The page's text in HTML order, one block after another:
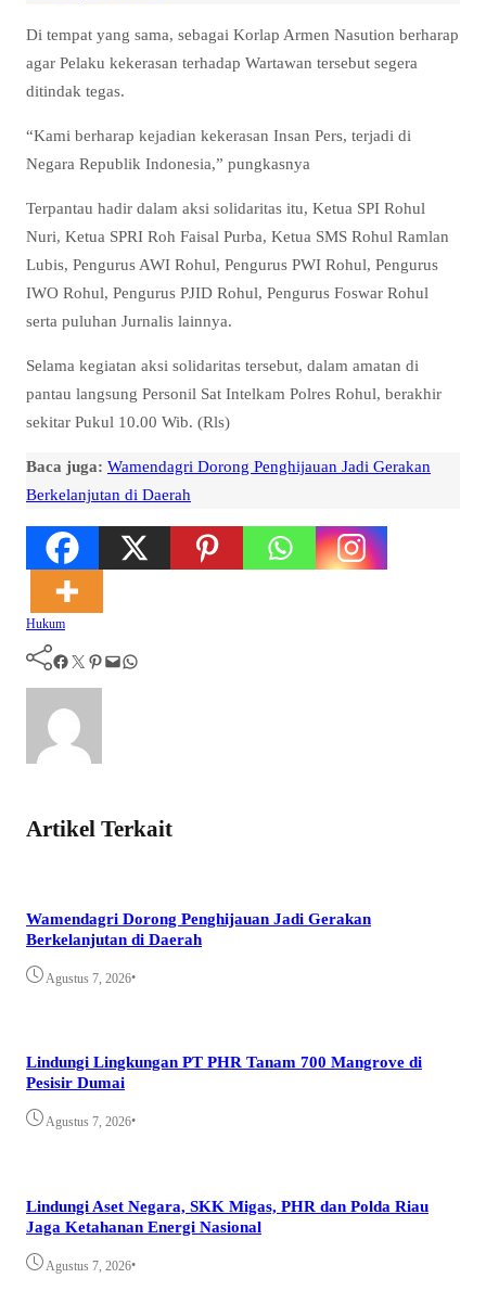
Di tempat yang sama, sebagai Korlap Armen Nasution berharap
agar Pelaku kekerasan terhadap Wartawan tersebut segera
ditindak tegas.
“Kami berharap kejadian kekerasan Insan Pers, terjadi di
Negara Republik Indonesia,” pungkasnya
Terpantau hadir dalam aksi solidaritas itu, Ketua SPI Rohul
Nuri, Ketua SPRI Roh Faisal Purba, Ketua SMS Rohul Ramlan
Lubis, Pengurus AWI Rohul, Pengurus PWI Rohul, Pengurus
IWO Rohul, Pengurus PJID Rohul, Pengurus Foswar Rohul
serta puluhan Jurnalis lainnya.
Selama kegiatan aksi solidaritas tersebut, dalam amatan di
pantau langsung Personil Sat Intelkam Polres Rohul, berakhir
sekitar Pukul 10.00 Wib. (Rls)
Baca juga: Wamendagri Dorong Penghijauan Jadi Gerakan
Berkelanjutan di Daerah
Hukum
Facebook Twitter Pinterest Mail WhatsApp
Artikel Terkait
Wamendagri Dorong Penghijauan Jadi Gerakan
Berkelanjutan di Daerah
Agustus 7, 2026•
Lindungi Lingkungan PT PHR Tanam 700 Mangrove di
Pesisir Dumai
Agustus 7, 2026•
Lindungi Aset Negara, SKK Migas, PHR dan Polda Riau
Jaga Ketahanan Energi Nasional
Agustus 7, 2026•